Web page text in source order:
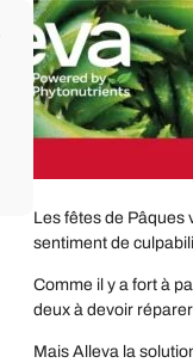
Les fêtes de Pâques
sentiment de
Comme il y a fort à
deux à devoir
Mais Alleva la